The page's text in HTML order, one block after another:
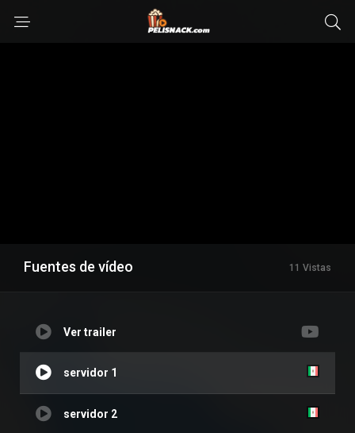
Fuentes de vídeo 11 Vistas
Ver trailer
servidor 1
servidor 2